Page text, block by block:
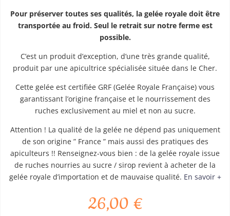
Pour préserver toutes ses qualités, la gelée royale doit être
transportée au froid. Seul le retrait sur notre ferme est
possible.
C’est un produit d’exception, d’une très grande qualité,
produit par une apicultrice spécialisée située dans le Cher.
Cette gelée est certifiée GRF (Gelée Royale Française) vous
garantissant l’origine française et le nourrissement des
ruches exclusivement au miel et non au sucre.
Attention ! La qualité de la gelée ne dépend pas uniquement
de son origine ” France ” mais aussi des pratiques des
apiculteurs !! Renseignez-vous bien : de la gelée royale issue
de ruches nourries au sucre / sirop revient à acheter de la
gelée royale d’importation et de mauvaise qualité. En savoir +
26,00 €